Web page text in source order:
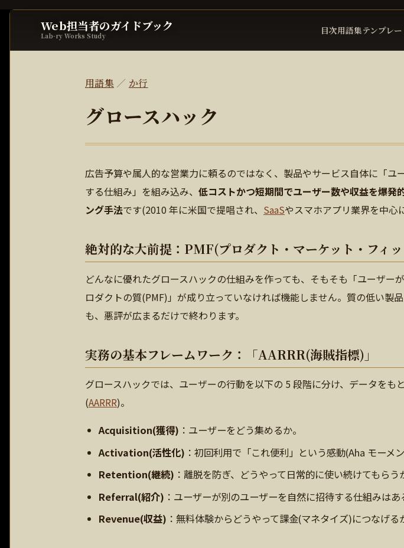
Web担当者のガイドブック
Lab-ry Works Study
目次用語集テンプレ
用語集／ か行
グロースハック
広告予算や属人的な営業力に頼るのではなく、製品やサービス自体に「ユ
する仕組み」を組み込み、 低コストかつ短期間でユーザー数や収益を爆発
ング手法です(2010 年に米国で提唱され、 SaaSやスマホアプリ業界を中心
絶対的な大前提：PMF(プロダクト・マーケット・フィ
どんなに優れたグロースハックの仕組みを作っても、そもそも「ユーザー
ロダクトの質(PMF)」が成り立っていなければ機能しません。質の低い製
も、悪評が広まるだけで終わります。
実務の基本フレームワーク：「AARRR(海賊指標)」
グロースハックでは、ユーザーの行動を以下の 5 段階に分け、データをも
(AARRR)。
Acquisition(獲得) ：ユーザーをどう集めるか。
Activation(活性化) ：初回利用で「これ便利」という感動(Aha モーメ
Retention(継続) ：離脱を防ぎ、どうやって日常的に使い続けてもらう
Referral(紹介) ：ユーザーが別のユーザーを自然に招待する仕組みはあ
Revenue(収益) ：無料体験からどうやって課金(マネタイズ)につなげる